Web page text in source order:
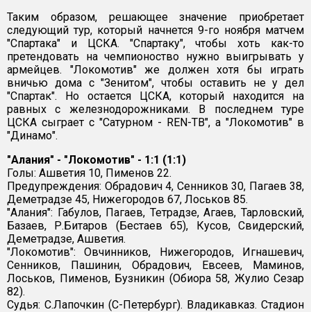
Таким образом, решающее значение приобретает
следующий тур, который начнется 9-го ноября матчем
"Спартака" и ЦСКА. "Спартаку", чтобы хоть как-то
претендовать на чемпионоство нужно выигрывать у
армейцев. "Локомотив" же должен хотя бы играть
вничью дома с "Зенитом", чтобы оставить не у дел
"Спартак". Но остается ЦСКА, который находится на
равных с железнодорожниками. В последнем туре
ЦСКА сыграет с "Сатурном - REN-ТВ", а "Локомотив" в
"Динамо".
"Алания" - "Локомотив" - 1:1 (1:1)
Голы: Ашветия 10, Пименов 22.
Предупреждения: Обрадович 4, Сенников 30, Пагаев 38,
Деметрадзе 45, Нижегородов 67, Лоськов 85.
"Алания": Габулов, Пагаев, Тетрадзе, Агаев, Тарловский,
Базаев, Р.Битаров (Бестаев 65), Кусов, Свидерский,
Деметрадзе, Ашветия.
"Локомотив": Овчинников, Нижегородов, Игнашевич,
Сенников, Пашинин, Обрадович, Евсеев, Маминов,
Лоськов, Пименов, Бузникин (Обиора 58, Жулио Сезар
82).
Судья: С.Лапочкин (С-Петербург). Владикавказ. Стадион